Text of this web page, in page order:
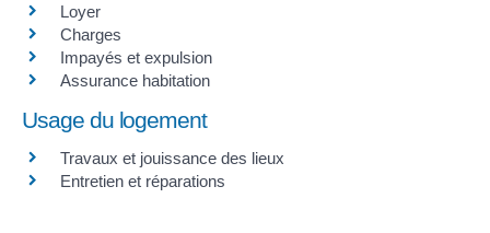
Loyer
Charges
Impayés et expulsion
Assurance habitation
Usage du logement
Travaux et jouissance des lieux
Entretien et réparations